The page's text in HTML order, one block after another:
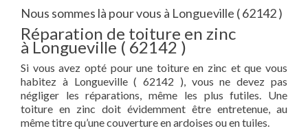
Nous sommes là pour vous à Longueville ( 62142 )
Réparation de toiture en zinc
à Longueville ( 62142 )
Si vous avez opté pour une toiture en zinc et que vous
habitez à Longueville ( 62142 ), vous ne devez pas
négliger les réparations, même les plus futiles. Une
toiture en zinc doit évidemment être entretenue, au
même titre qu’une couverture en ardoises ou en tuiles.